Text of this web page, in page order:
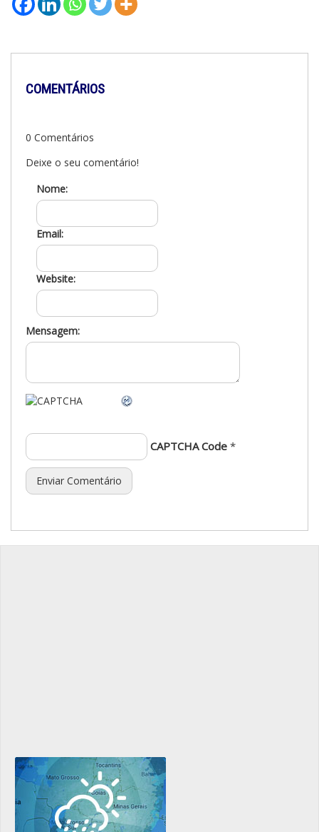
COMENTÁRIOS
0 Comentários
Deixe o seu comentário!
Nome:
Email:
Website:
Mensagem:
CAPTCHA Code *